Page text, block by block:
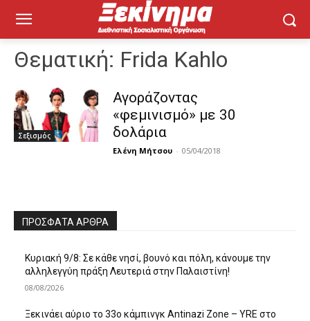
Θεματική: Frida Kahlo
Σεξισμός
Αγοράζοντας
«φεμινισμό» με 30
δολάρια
Ελένη Μήτσου - 05/04/2018
ΠΡΌΣΦΑΤΑ ΆΡΘΡΑ
Κυριακή 9/8: Σε κάθε νησί, βουνό και πόλη, κάνουμε την
αλληλεγγύη πράξη Λευτεριά στην Παλαιστίνη!
08/08/2026
Ξεκινάει αύριο το 33ο κάμπινγκ Antinazi Zone – YRE στο